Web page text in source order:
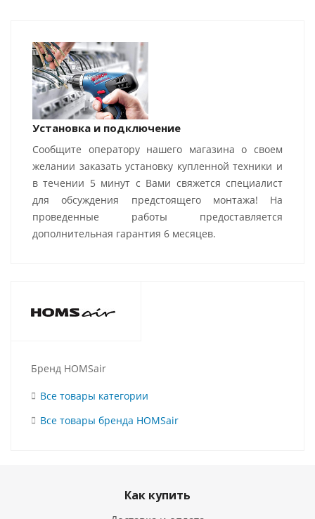
Установка и подключение
Сообщите оператору нашего магазина о своем
желании заказать установку купленной техники и
в течении 5 минут с Вами свяжется специалист
для обсуждения предстоящего монтажа! На
проведенные работы предоставляется
дополнительная гарантия 6 месяцев.
Бренд HOMSair
Все товары категории
Все товары бренда HOMSair
Как купить